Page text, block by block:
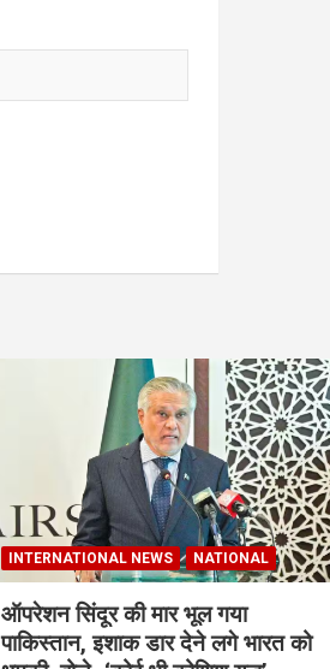
INTERNATIONAL NEWS NATIONAL
ऑपरेशन सिंदूर की मार भूल गया
पाकिस्तान, इशाक डार देने लगे भारत को